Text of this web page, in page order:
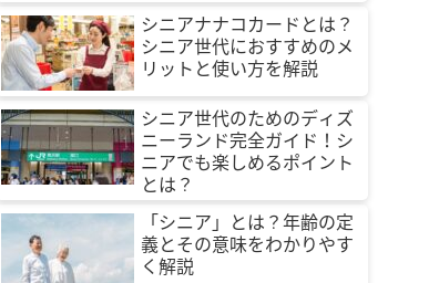
シニアナナコカードとは？
シニア世代におすすめのメ
リットと使い方を解説
シニア世代のためのディズ
ニーランド完全ガイド！シ
ニアでも楽しめるポイント
とは？
「シニア」とは？年齢の定
義とその意味をわかりやす
く解説